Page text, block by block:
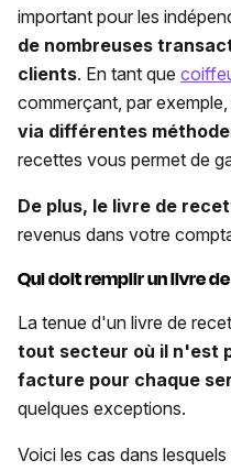
important pour les
de nombreuses
clients. En tant que
commerçant, par
via différentes
recettes vous permet de
De plus, le livre de
revenus dans votre
Qui doit remplir un livre
La tenue d'un livre de
tout secteur où il n'est
facture pour chaque
quelques exceptions.
Voici les cas dans